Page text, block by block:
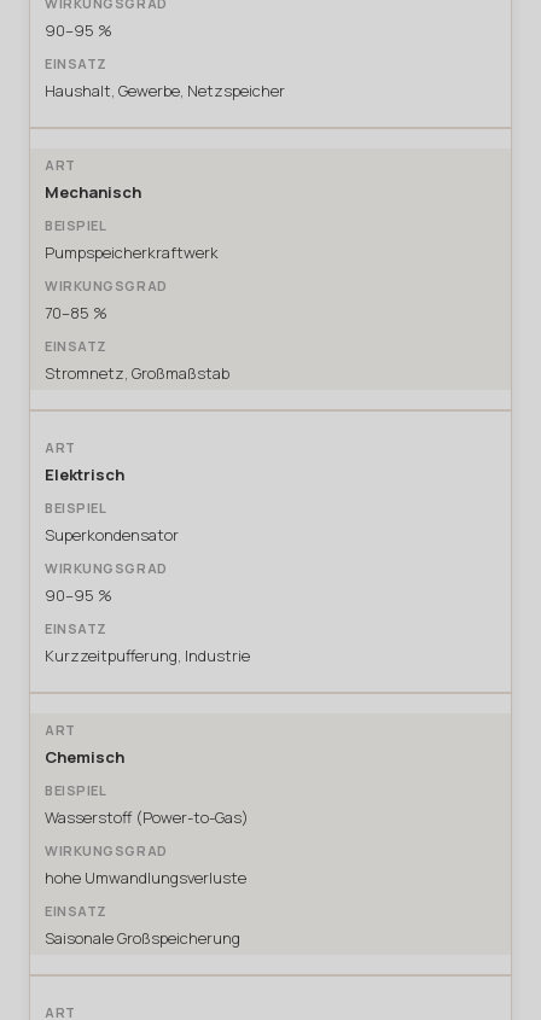
90–95 %
Haushalt, Gewerbe, Netzspeicher
Mechanisch
Pumpspeicherkraftwerk
70–85 %
Stromnetz, Großmaßstab
Elektrisch
Superkondensator
90–95 %
Kurzzeitpufferung, Industrie
Chemisch
Wasserstoff (Power-to-Gas)
hohe Umwandlungsverluste
Saisonale Großspeicherung